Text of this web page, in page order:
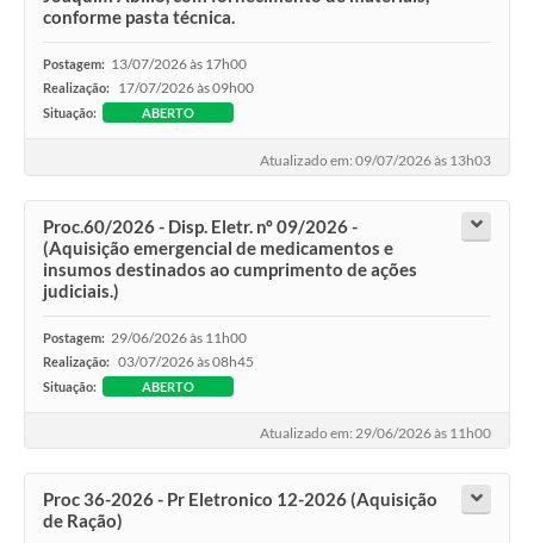
conforme pasta técnica.
Postagem: 13/07/2026 às 17h00
Realização: 17/07/2026 às 09h00
Situação: ABERTO
Atualizado em: 09/07/2026 às 13h03
Proc.60/2026 - Disp. Eletr. nº 09/2026 -
(Aquisição emergencial de medicamentos e
insumos destinados ao cumprimento de ações
judiciais.)
Postagem: 29/06/2026 às 11h00
Realização: 03/07/2026 às 08h45
Situação: ABERTO
Atualizado em: 29/06/2026 às 11h00
Proc 36-2026 - Pr Eletronico 12-2026 (Aquisição
de Ração)